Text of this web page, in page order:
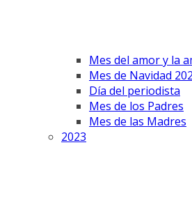
Mes del amor y la
Mes de Navidad
Día del periodista
Mes de los Padres
Mes de las Madres
2023